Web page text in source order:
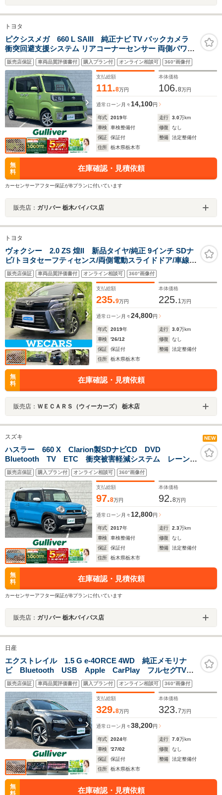
トヨタ
ピクシスメガ 660 L SAIII 純正ナビ TV バックカメラ
衝突回避支援システム リアコーナーセンサー 両側パワー
スラ LEDオートヘッドライト LEDオートマチックハイビ
ーム LEDフォグランプ アイドリングストップ 横滑り防止
装置 ドアバイザー
販売店保証 車両品質評価書付 購入プラン付 オンライン相談可 360°画像付
支払総額
111.8万円
本体価格
106.8万円
通常ローン 月々 14,100円
年式 2019年 走行 3.0万km
車検
車検整備付 修復
なし
保証
保証付 整備
法定整備付
住所
栃木県栃木市
無
料
在庫確認・見積依頼
カーセンサーアフター保証がBプランに付いています
販売店： ガリバー 栃木バイパス店
トヨタ
ヴォクシー 2.0 ZS 煌II 新品タイヤ/純正 9インチ SDナ
ビ/トヨタセーフティセンス/両側電動スライドドア/車線逸
脱防止支援システム/ドライブレコーダー 社外/ヘッドラン
プ LED/USBジャック
販売店保証 車両品質評価書付 オンライン相談可 360°画像付
支払総額
235.9万円
本体価格
225. 1 万円
通常ローン 月々24,800円
年式 2019年 走行 3.0万km
車検
'26/12 修復
なし
保証
保証付 整備
法定整備付
住所
栃木県栃木市
無
料
在庫確認・見積依頼
販売店： ＷＥＣＡＲＳ（ウィーカーズ） 栃木店
スズキ NEW
ハスラー 660 X Clarion製SDナビCD DVD
Bluetooth TV ETC 衝突被害軽減システム レーンキ
ープアシスト シートヒーター HIDオートライト 純正
15インチアルミホイール プッシュスタート オートエ
アコン
販売店保証 購入プラン付 オンライン相談可 360°画像付
支払総額
97.8万円
本体価格
92.8万円
通常ローン 月々 12,800円
年式 2017年 走行 2.3万km
車検
車検整備付 修復
なし
保証
保証付 整備
法定整備付
住所
栃木県栃木市
無
料
在庫確認・見積依頼
カーセンサーアフター保証がBプランに付いています
販売店： ガリバー 栃木バイパス店
日産
エクストレイル 1.5 G e-4ORCE 4WD 純正メモリナ
ビ Bluetooth USB Apple CarPlay フルセグTV
アラウンドビューモニター インテリジェントルームミ
ラー プロパイロット ルーフレール パワーバックド
ア 前後ドライブレコーダー ETC2.0
販売店保証 車両品質評価書付 購入プラン付 オンライン相談可 360°画像付
支払総額
329.8万円
本体価格
323.7万円
通常ローン 月々38,200円
年式 2024年 走行 7.0万km
車検
'27/02 修復
なし
保証
保証付 整備
法定整備付
住所
栃木県栃木市
無
在庫確認・見積依頼